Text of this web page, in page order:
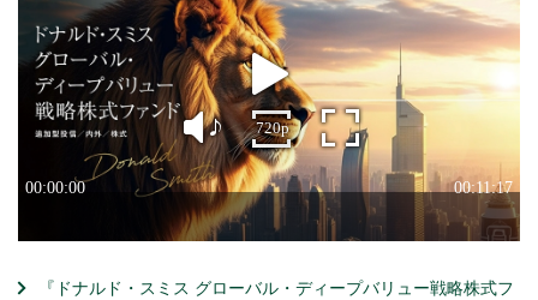
『ドナルド・スミス グローバル・ディープバリュー戦略株式フ